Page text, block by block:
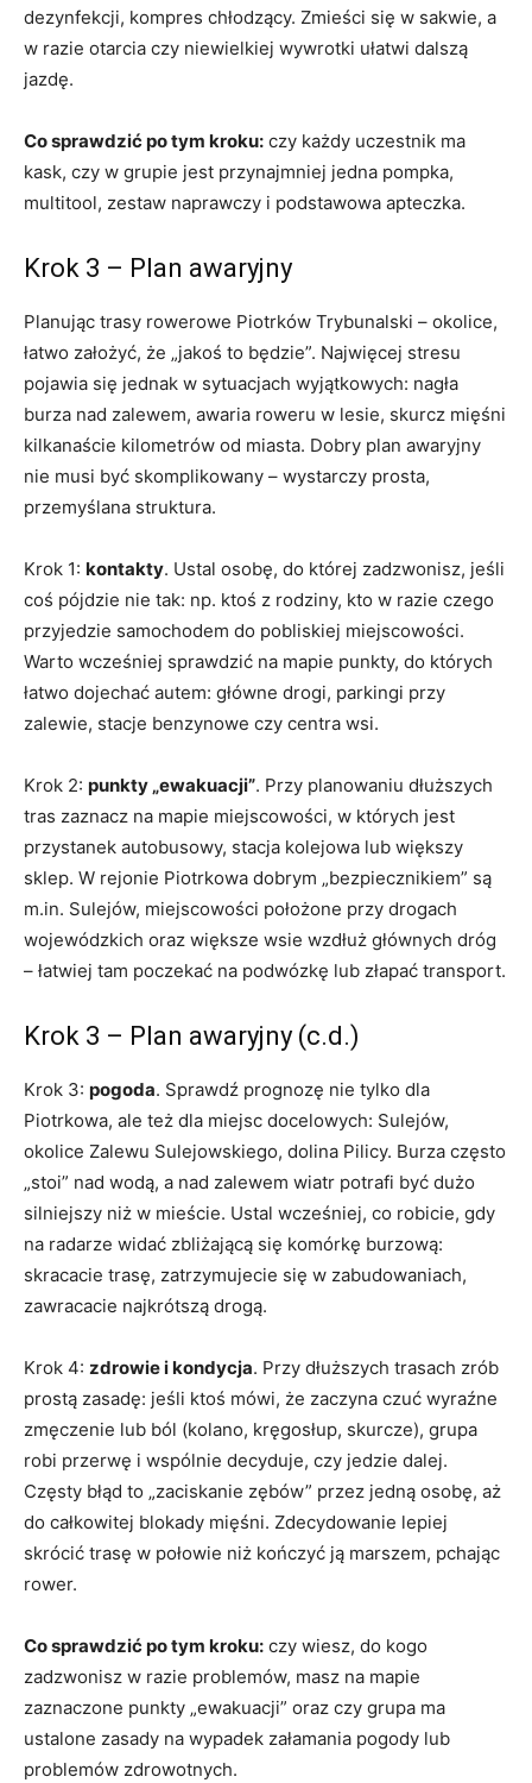
dezynfekcji, kompres chłodzący. Zmieści się w sakwie, a
w razie otarcia czy niewielkiej wywrotki ułatwi dalszą
jazdę.
Co sprawdzić po tym kroku: czy każdy uczestnik ma
kask, czy w grupie jest przynajmniej jedna pompka,
multitool, zestaw naprawczy i podstawowa apteczka.
Krok 3 – Plan awaryjny
Planując trasy rowerowe Piotrków Trybunalski – okolice,
łatwo założyć, że „jakoś to będzie”. Najwięcej stresu
pojawia się jednak w sytuacjach wyjątkowych: nagła
burza nad zalewem, awaria roweru w lesie, skurcz mięśni
kilkanaście kilometrów od miasta. Dobry plan awaryjny
nie musi być skomplikowany – wystarczy prosta,
przemyślana struktura.
Krok 1: kontakty. Ustal osobę, do której zadzwonisz, jeśli
coś pójdzie nie tak: np. ktoś z rodziny, kto w razie czego
przyjedzie samochodem do pobliskiej miejscowości.
Warto wcześniej sprawdzić na mapie punkty, do których
łatwo dojechać autem: główne drogi, parkingi przy
zalewie, stacje benzynowe czy centra wsi.
Krok 2: punkty „ewakuacji”. Przy planowaniu dłuższych
tras zaznacz na mapie miejscowości, w których jest
przystanek autobusowy, stacja kolejowa lub większy
sklep. W rejonie Piotrkowa dobrym „bezpiecznikiem” są
m.in. Sulejów, miejscowości położone przy drogach
wojewódzkich oraz większe wsie wzdłuż głównych dróg
– łatwiej tam poczekać na podwózkę lub złapać transport.
Krok 3 – Plan awaryjny (c.d.)
Krok 3: pogoda. Sprawdź prognozę nie tylko dla
Piotrkowa, ale też dla miejsc docelowych: Sulejów,
okolice Zalewu Sulejowskiego, dolina Pilicy. Burza często
„stoi” nad wodą, a nad zalewem wiatr potrafi być dużo
silniejszy niż w mieście. Ustal wcześniej, co robicie, gdy
na radarze widać zbliżającą się komórkę burzową:
skracacie trasę, zatrzymujecie się w zabudowaniach,
zawracacie najkrótszą drogą.
Krok 4: zdrowie i kondycja. Przy dłuższych trasach zrób
prostą zasadę: jeśli ktoś mówi, że zaczyna czuć wyraźne
zmęczenie lub ból (kolano, kręgosłup, skurcze), grupa
robi przerwę i wspólnie decyduje, czy jedzie dalej.
Częsty błąd to „zaciskanie zębów” przez jedną osobę, aż
do całkowitej blokady mięśni. Zdecydowanie lepiej
skrócić trasę w połowie niż kończyć ją marszem, pchając
rower.
Co sprawdzić po tym kroku: czy wiesz, do kogo
zadzwonisz w razie problemów, masz na mapie
zaznaczone punkty „ewakuacji” oraz czy grupa ma
ustalone zasady na wypadek załamania pogody lub
problemów zdrowotnych.